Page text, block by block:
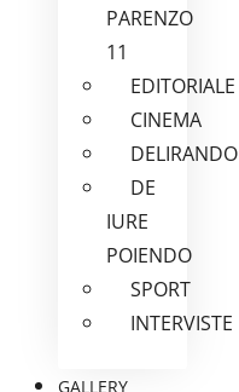
PARENZO
11
EDITORIALE
CINEMA
DELIRANDO
DE
IURE
POIENDO
SPORT
INTERVISTE
GALLERY